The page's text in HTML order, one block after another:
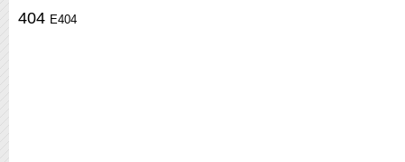
404 E404